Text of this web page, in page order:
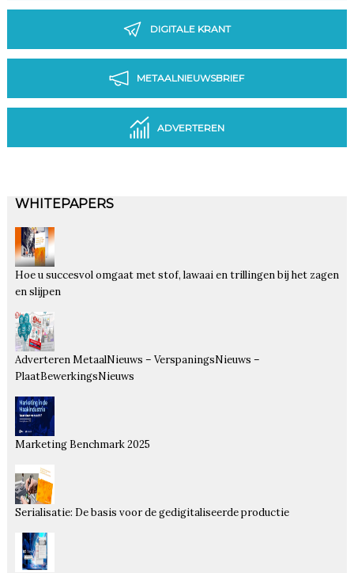
DIGITALE KRANT
METAALNIEUWSBRIEF
ADVERTEREN
WHITEPAPERS
Hoe u succesvol omgaat met stof, lawaai en trillingen bij het zagen
en slijpen
Adverteren MetaalNieuws – VerspaningsNieuws –
PlaatBewerkingsNieuws
Marketing Benchmark 2025
Serialisatie: De basis voor de gedigitaliseerde productie